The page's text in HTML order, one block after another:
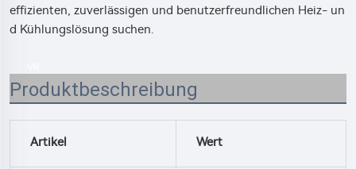
effizienten, zuverlässigen und benutzerfreundlichen Heiz- un
d Kühlungslösung suchen.
Produktbeschreibung
Artikel Wert